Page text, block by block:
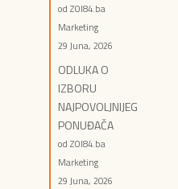
od ZOI84.ba
Marketing
29 Juna, 2026
ODLUKA O
IZBORU
NAJPOVOLJNIJEG
PONUĐAČA
od ZOI84.ba
Marketing
29 Juna, 2026